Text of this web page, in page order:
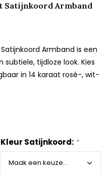
Satijnkoord Armband
Armband is een
tijdloze look. Kies
in 14 karaat rosé-, wit-
Kleur Satijnkoord: *